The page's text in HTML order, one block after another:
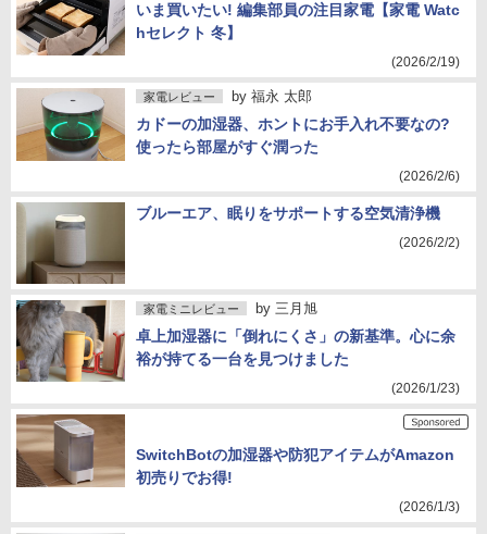
いま買いたい! 編集部員の注目家電【家電 Watc
hセレクト 冬】
(2026/2/19)
家電レビュー by 福永 太郎
カドーの加湿器、ホントにお手入れ不要なの?
使ったら部屋がすぐ潤った
(2026/2/6)
ブルーエア、眠りをサポートする空気清浄機
(2026/2/2)
家電ミニレビュー by 三月旭
卓上加湿器に「倒れにくさ」の新基準。心に余
裕が持てる一台を見つけました
(2026/1/23)
SwitchBotの加湿器や防犯アイテムがAmazon
初売りでお得!
(2026/1/3)